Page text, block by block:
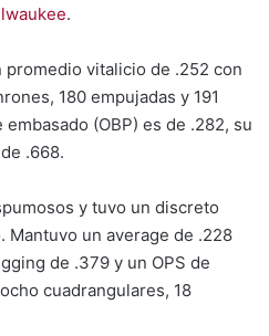
.
promedio vitalicio de .252 con
180 empujadas y 191
(OBP) es de .282, su
.668.
y tuvo un discreto
Mantuvo un average de .228
de .379 y un OPS de
cuadrangulares, 18